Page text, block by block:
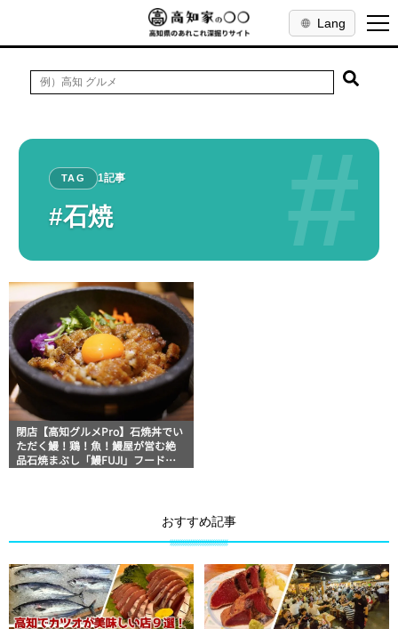
Lang
#
TAG 1記事
#石焼
閉店【高知グルメPro】石焼丼でい
ただく鰻！鶏！魚！鰻屋が営む絶
品石焼まぶし「鰻FUJI」フードジ
おすすめ記事